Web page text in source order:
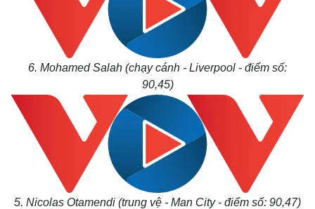
6. Mohamed Salah (chạy cánh - Liverpool - điểm số:
90,45)
5. Nicolas Otamendi (trung vệ - Man City - điểm số: 90,47)